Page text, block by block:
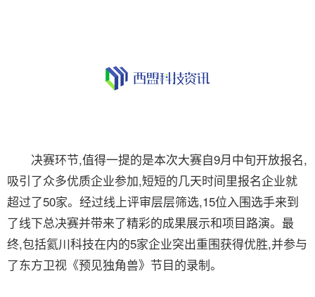
决赛环节,值得一提的是本次大赛自9月中旬开放报名,
吸引了众多优质企业参加,短短的几天时间里报名企业就
超过了50家。经过线上评审层层筛选,15位入围选手来到
了线下总决赛并带来了精彩的成果展示和项目路演。最
终,包括氦川科技在内的5家企业突出重围获得优胜,并参与
了东方卫视《预见独角兽》节目的录制。